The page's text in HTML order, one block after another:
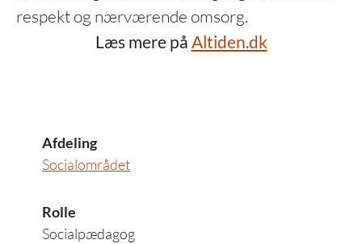
respekt og nærværende omsorg.
Læs mere på Altiden.dk
Afdeling
Socialområdet
Rolle
Socialpædagog